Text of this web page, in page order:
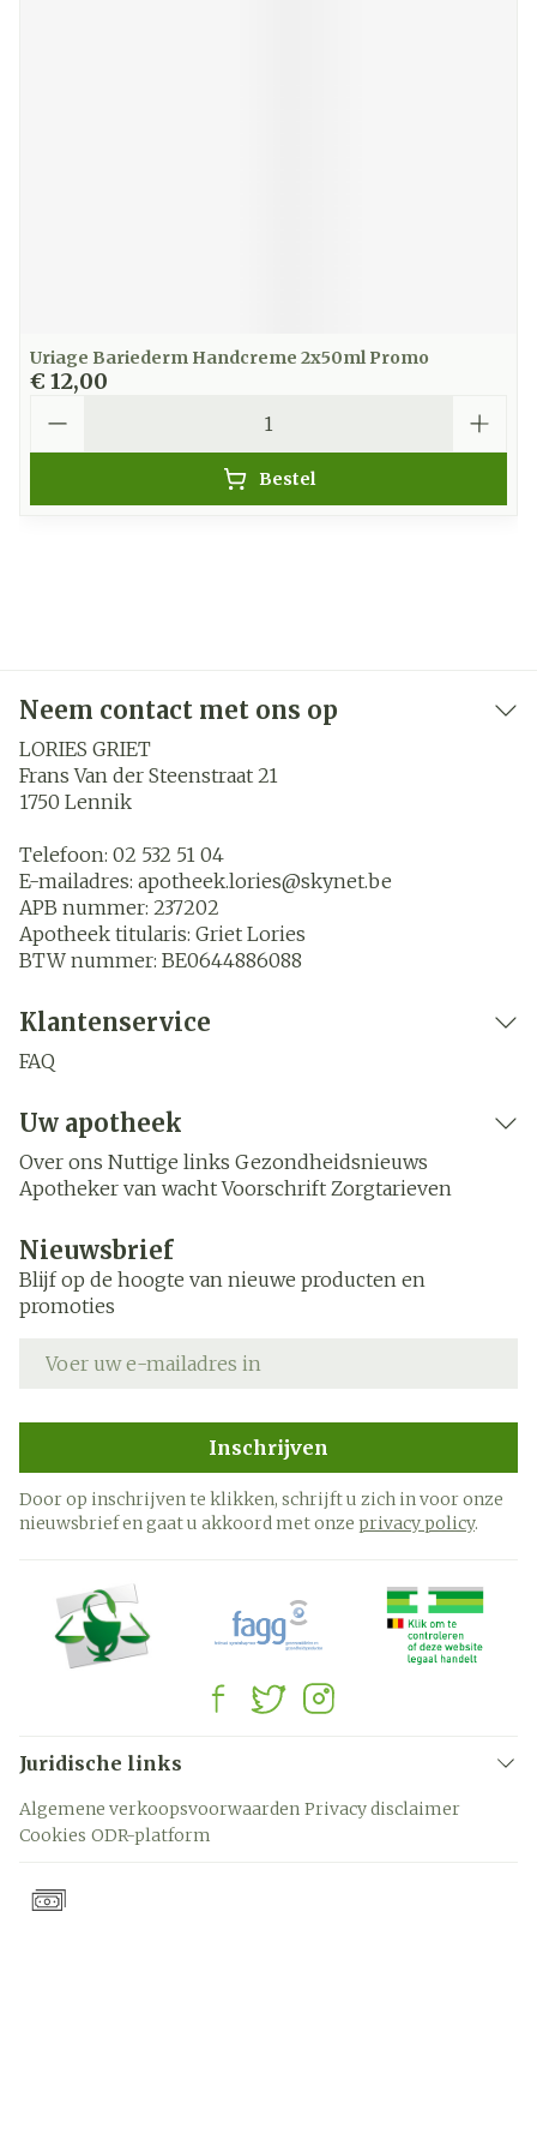
Uriage Bariederm Handcreme 2x50ml Promo
€ 12,00
Bestel
Neem contact met ons op
LORIES GRIET
Frans Van der Steenstraat 21
1750 Lennik
Telefoon: 02 532 51 04
E-mailadres: apotheek.lories@skynet.be
APB nummer: 237202
Apotheek titularis: Griet Lories
BTW nummer: BE0644886088
Klantenservice
FAQ
Uw apotheek
Over ons Nuttige links Gezondheidsnieuws
Apotheker van wacht Voorschrift Zorgtarieven
Nieuwsbrief
Blijf op de hoogte van nieuwe producten en
promoties
Inschrijven
Door op inschrijven te klikken, schrijft u zich in voor onze
nieuwsbrief en gaat u akkoord met onze privacy policy.
Juridische links
Algemene verkoopsvoorwaarden Privacy disclaimer
Cookies ODR-platform